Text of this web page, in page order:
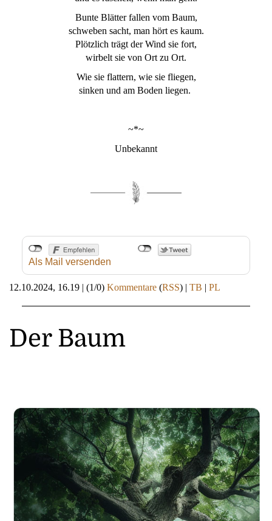
Bunte Blätter fallen vom Baum,
schweben sacht, man hört es kaum.
Plötzlich trägt der Wind sie fort,
wirbelt sie von Ort zu Ort.
Wie sie flattern, wie sie fliegen,
sinken und am Boden liegen.
~*~
Unbekannt
Als Mail versenden
12.10.2024, 16.19 | (1/0) Kommentare (RSS) | TB | PL
Der Baum